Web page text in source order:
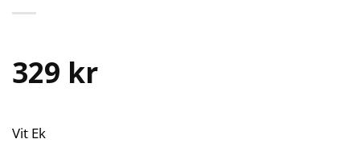
329 kr
Vit Ek